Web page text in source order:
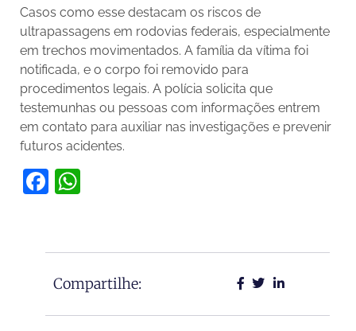
Casos como esse destacam os riscos de
ultrapassagens em rodovias federais, especialmente
em trechos movimentados. A família da vítima foi
notificada, e o corpo foi removido para
procedimentos legais. A polícia solicita que
testemunhas ou pessoas com informações entrem
em contato para auxiliar nas investigações e prevenir
futuros acidentes.
Facebook
Compartilhe: